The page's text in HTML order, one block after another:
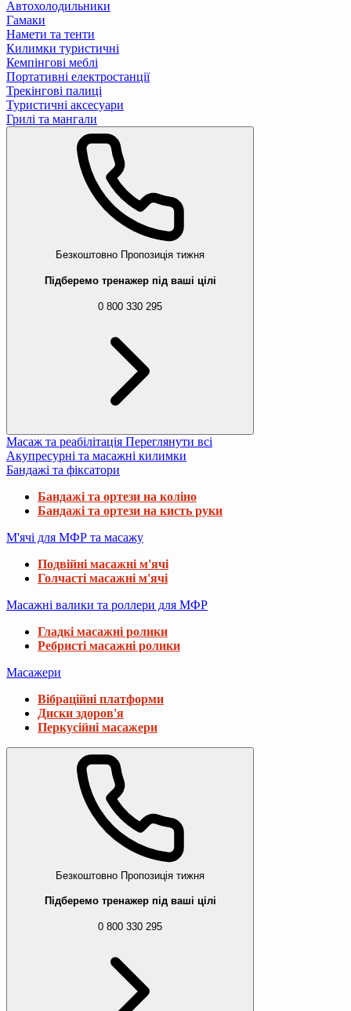
Автохолодильники
Гамаки
Намети та тенти
Килимки туристичні
Кемпінгові меблі
Портативні електростанції
Трекінгові палиці
Туристичні аксесуари
Грилі та мангали
Безкоштовно Пропозиція тижня
Підберемо тренажер під ваші цілі
0 800 330 295
Масаж та реабілітація Переглянути всі
Акупресурні та масажні килимки
Бандажі та фіксатори
Бандажі та ортези на коліно
Бандажі та ортези на кисть руки
М'ячі для МФР та масажу
Подвійні масажні м'ячі
Голчасті масажні м'ячі
Масажні валики та роллери для МФР
Гладкі масажні ролики
Ребристі масажні ролики
Масажери
Вібраційні платформи
Диски здоров'я
Перкусійні масажери
Безкоштовно Пропозиція тижня
Підберемо тренажер під ваші цілі
0 800 330 295